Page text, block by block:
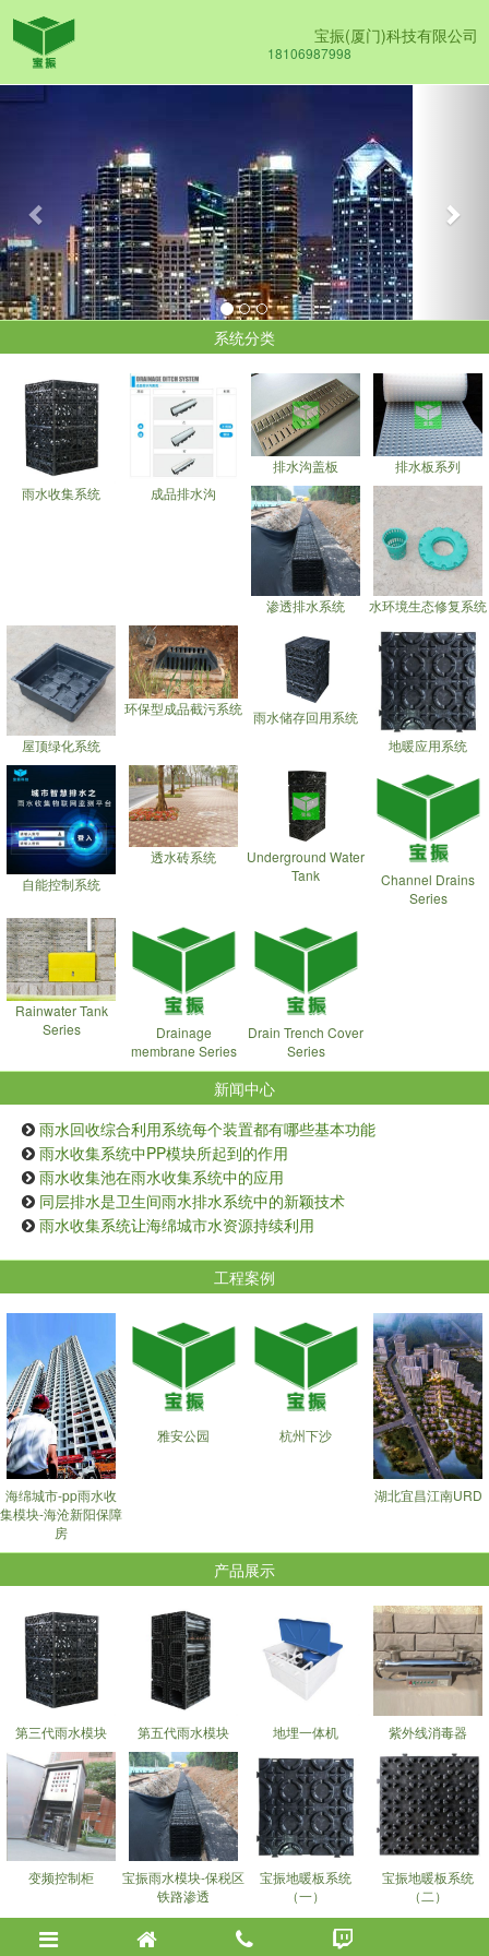
宝振(厦门)科技有限公司
18106987998
Previous
系统分类
雨水收集系统 成品排水沟
排水沟盖板 排水板系列
渗透排水系统 水环境生态修复系统
屋顶绿化系统
环保型成品截污系统 雨水储存回用系统
地暖应用系统
自能控制系统
透水砖系统
Underground Water
Tank
Channel Drains
Series
Rainwater Tank
Series
Drainage
membrane Series
Drain Trench Cover
Series
新闻中心
雨水回收综合利用系统每个装置都有哪些基本功能
雨水收集系统中PP模块所起到的作用
雨水收集池在雨水收集系统中的应用
同层排水是卫生间雨水排水系统中的新颖技术
雨水收集系统让海绵城市水资源持续利用
工程案例
海绵城市-pp雨水收
集模块-海沧新阳保障
房
雅安公园 杭州下沙
湖北宜昌江南URD
产品展示
第三代雨水模块 第五代雨水模块 地埋一体机 紫外线消毒器
变频控制柜
宝振雨水模块-保税区
铁路渗透
宝振地暖板系统
（一）
宝振地暖板系统
（二）